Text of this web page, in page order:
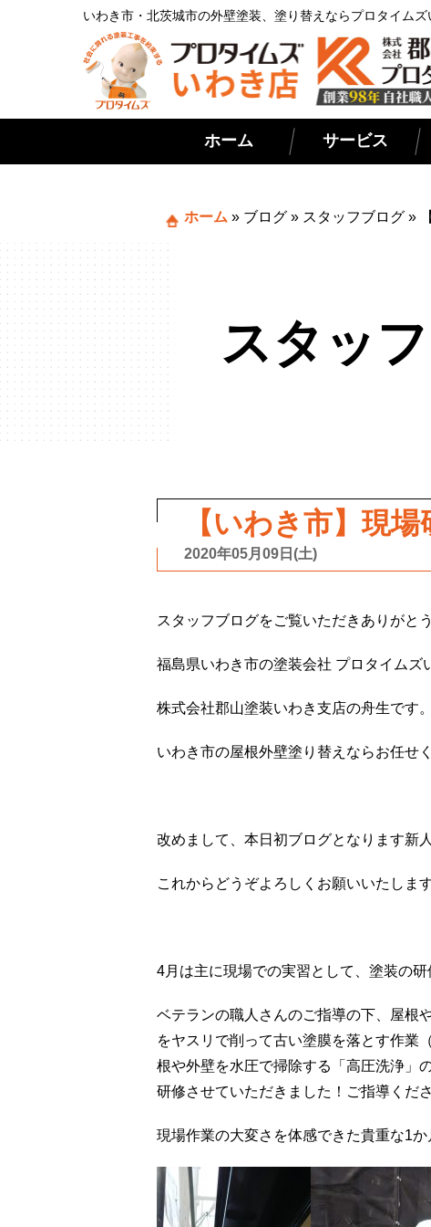
いわき市・北茨城市の外壁塗装、塗り替えならプロタイムズ
ホーム サービス
ホーム » ブログ » スタッフブログ »
スタッ
【いわき市】現場
2020年05月09日(土)
スタッフブログをご覧いただきありがと
福島県いわき市の塗装会社 プロタイムズ
株式会社郡山塗装いわき支店の舟生です。
いわき市の屋根外壁塗り替えならお任せ
改めまして、本日初ブログとなります新
これからどうぞよろしくお願いいたします
4月は主に現場での実習として、塗装の研
ベテランの職人さんのご指導の下、屋根
をヤスリで削って古い塗膜を落とす作業
根や外壁を水圧で掃除する「高圧洗浄」
研修させていただきました！ご指導くだ
現場作業の大変さを体感できた貴重な1か